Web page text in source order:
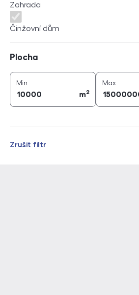
Zahrada
Činžovní dům
Plocha
Min
m2
Maxplocha (
Zrušit filtr